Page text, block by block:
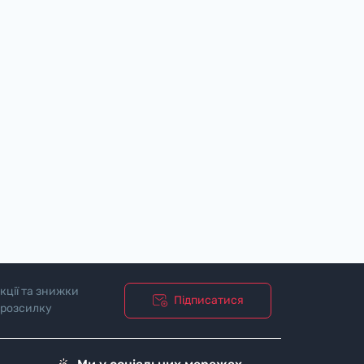
та знижки
Підписатися